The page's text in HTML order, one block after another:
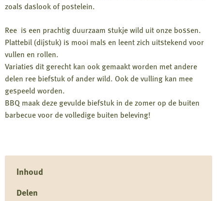
Inhoud
Delen
zoals daslook of postelein.
Ree is een prachtig duurzaam stukje wild uit onze bossen.
Plattebil (dijstuk) is mooi mals en leent zich uitstekend voor
vullen en rollen.
Variaties dit gerecht kan ook gemaakt worden met andere
delen ree biefstuk of ander wild. Ook de vulling kan mee
gespeeld worden.
BBQ maak deze gevulde biefstuk in de zomer op de buiten
barbecue voor de volledige buiten beleving!